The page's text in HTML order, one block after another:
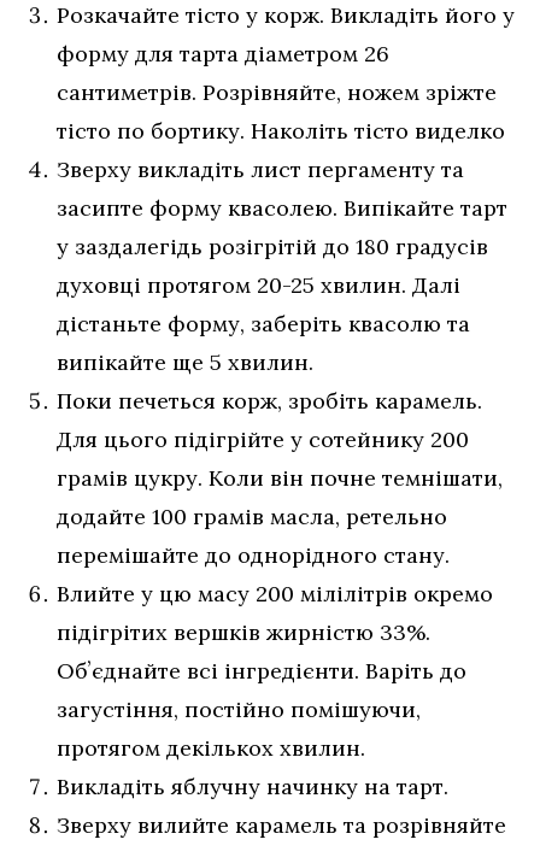
Розкачайте тісто у корж. Викладіть його у
форму для тарта діаметром 26
сантиметрів. Розрівняйте, ножем зріжте
тісто по бортику. Наколіть тісто виделко
Зверху викладіть лист пергаменту та
засипте форму квасолею. Випікайте тарт
у заздалегідь розігрітій до 180 градусів
духовці протягом 20-25 хвилин. Далі
дістаньте форму, заберіть квасолю та
випікайте ще 5 хвилин.
Поки печеться корж, зробіть карамель.
Для цього підігрійте у сотейнику 200
грамів цукру. Коли він почне темнішати,
додайте 100 грамів масла, ретельно
перемішайте до однорідного стану.
Влийте у цю масу 200 мілілітрів окремо
підігрітих вершків жирністю 33%.
Обʼєднайте всі інгредієнти. Варіть до
загустіння, постійно помішуючи,
протягом декількох хвилин.
Викладіть яблучну начинку на тарт.
Зверху вилийте карамель та розрівняйте